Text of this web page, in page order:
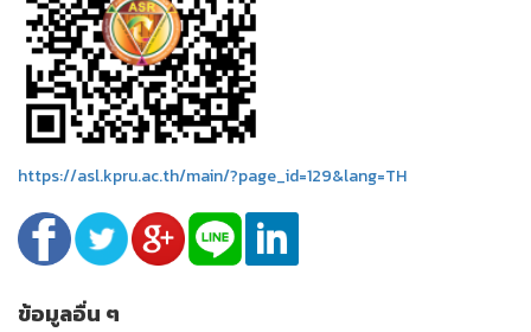
https://asl.kpru.ac.th/main/?page_id=129&lang=TH
ข้อมูลอื่น ๆ